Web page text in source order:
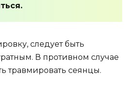
следует быть
В противном случае
травмировать сеянцы.